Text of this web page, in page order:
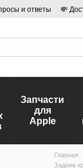
и ответы 💸
Запчасти
для
Apple
Главная
Задние